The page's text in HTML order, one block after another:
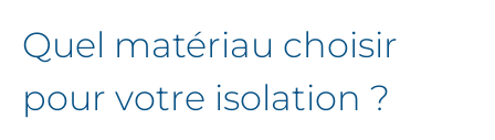
Quel matériau choisir
pour votre isolation ?